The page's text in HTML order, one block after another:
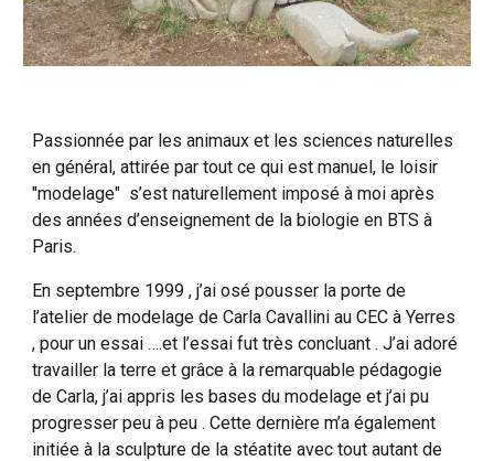
Passionnée par les animaux et les sciences naturelles
en général, attirée par tout ce qui est manuel, le loisir
"modelage" s’est naturellement imposé à moi après
des années d’enseignement de la biologie en BTS à
Paris.
En septembre 1999 , j’ai osé pousser la porte de
l’atelier de modelage de Carla Cavallini au CEC à Yerres
, pour un essai ….et l’essai fut très concluant . J’ai adoré
travailler la terre et grâce à la remarquable pédagogie
de Carla, j’ai appris les bases du modelage et j’ai pu
progresser peu à peu . Cette dernière m’a également
initiée à la sculpture de la stéatite avec tout autant de